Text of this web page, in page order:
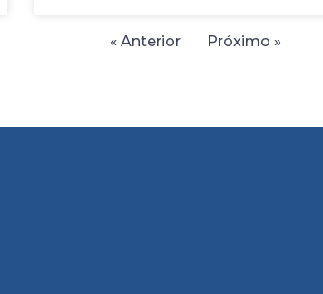
« Anterior Próximo »